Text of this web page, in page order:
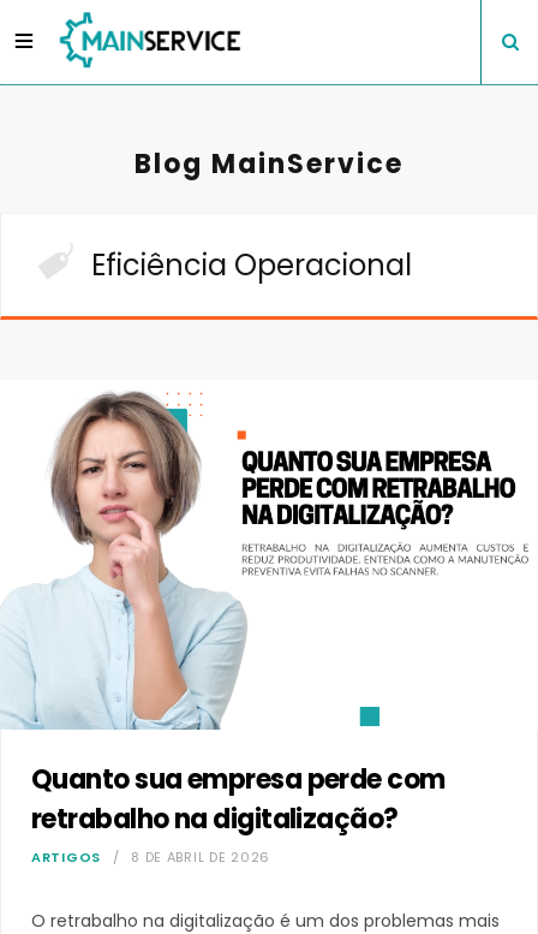
Blog MainService
Eficiência Operacional
Quanto sua empresa perde com
retrabalho na digitalização?
ARTIGOS 8 DE ABRIL DE 2026
O retrabalho na digitalização é um dos problemas mais